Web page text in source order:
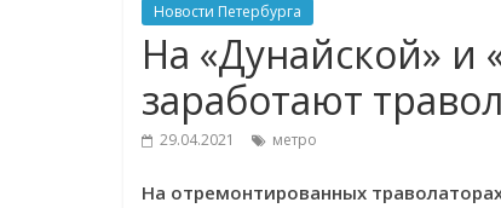
Новости Петербурга
На «Дунайской» и
заработают
29.04.2021 метро
На отремонтированных